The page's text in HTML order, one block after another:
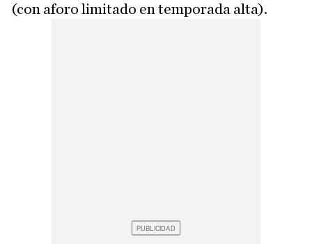
(con aforo limitado en temporada alta).